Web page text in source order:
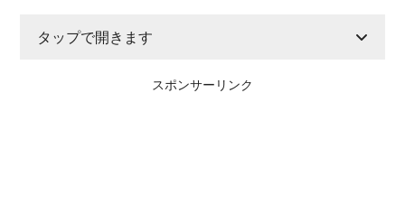
タップで開きます
スポンサーリンク